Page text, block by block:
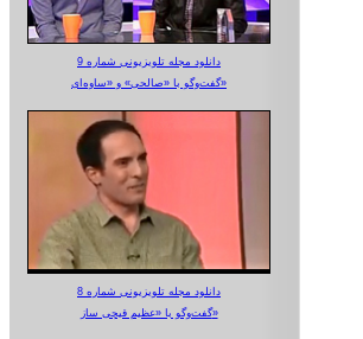
دانلود مجله تلویزیونی شماره 9
گفت‌وگو با «صالحی» و «ساوه‌ای»
دانلود مجله تلویزیونی شماره 8
گفت‌وگو با «عظیم قیچی ساز»